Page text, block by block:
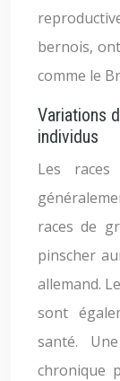
bernois,
comme le
Variations
individus
Les
races de
pinscher
allemand.
sont
santé.
chronique